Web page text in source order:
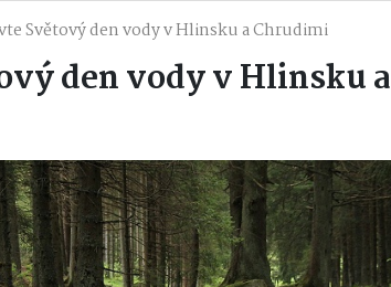
Světový den vody v Hlinsku a Chrudimi
den vody v Hlinsku a